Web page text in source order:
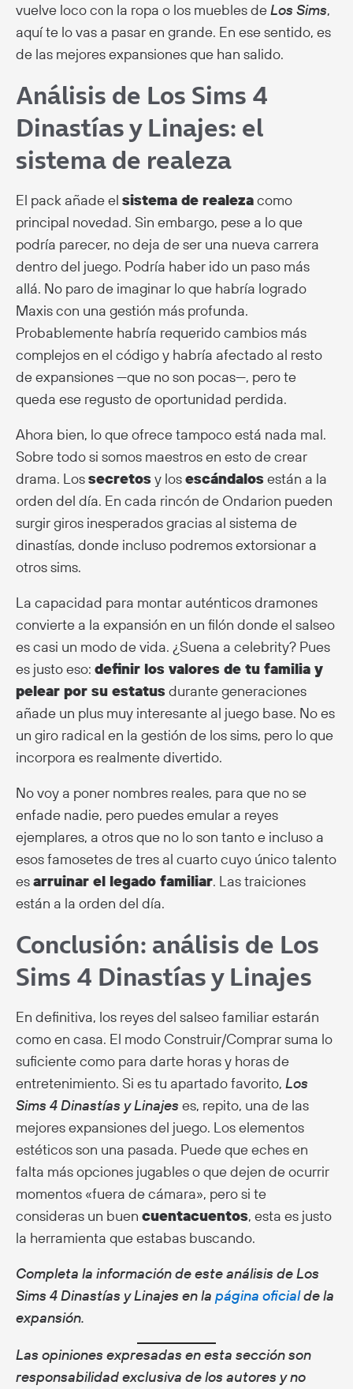
vuelve loco con la ropa o los muebles deLos Sims,
aquí te lo vas a pasar en grande. En ese sentido, es
de las mejores expansiones que han salido.
Análisis de Los Sims 4
Dinastías y Linajes: el
sistema de realeza
El pack añade el sistema de realezacomo
principal novedad. Sin embargo, pese a lo que
podría parecer, no deja de ser una nueva carrera
dentro del juego. Podría haber ido un paso más
allá. No paro de imaginar lo que habría logrado
Maxis con una gestión más profunda.
Probablemente habría requerido cambios más
complejos en el código y habría afectado al resto
de expansiones —que no son pocas—, pero te
queda ese regusto de oportunidad perdida.
Ahora bien, lo que ofrece tampoco está nada mal.
Sobre todo si somos maestros en esto de crear
drama. Lossecretos y losescándalos están a la
orden del día. En cada rincón de Ondarion pueden
surgir giros inesperados gracias al sistema de
dinastías, donde incluso podremos extorsionar a
otros sims.
La capacidad para montar auténticos dramones
convierte a la expansión en un filón donde el salseo
es casi un modo de vida. ¿Suena a celebrity? Pues
es justo eso: definir los valores de tu familia y
pelear por su estatus durante generaciones
añade un plus muy interesante al juego base. No es
un giro radical en la gestión de los sims, pero lo que
incorpora es realmente divertido.
No voy a poner nombres reales, para que no se
enfade nadie, pero puedes emular a reyes
ejemplares, a otros que no lo son tanto e incluso a
esos famosetes de tres al cuarto cuyo único talento
esarruinar el legado familiar. Las traiciones
están a la orden del día.
Conclusión: análisis de Los
Sims 4 Dinastías y Linajes
En definitiva, los reyes del salseo familiar estarán
como en casa. El modo Construir/Comprar suma lo
suficiente como para darte horas y horas de
entretenimiento. Si es tu apartado favorito, Los
Sims 4 Dinastías y Linajeses, repito, una de las
mejores expansiones del juego. Los elementos
estéticos son una pasada. Puede que eches en
falta más opciones jugables o que dejen de ocurrir
momentos «fuera de cámara», pero si te
consideras un buen cuentacuentos, esta es justo
la herramienta que estabas buscando.
Completa la información de este análisis de Los
Sims 4 Dinastías y Linajes en la página oficialde la
expansión.
Las opiniones expresadas en esta sección son
responsabilidad exclusiva de los autores y no